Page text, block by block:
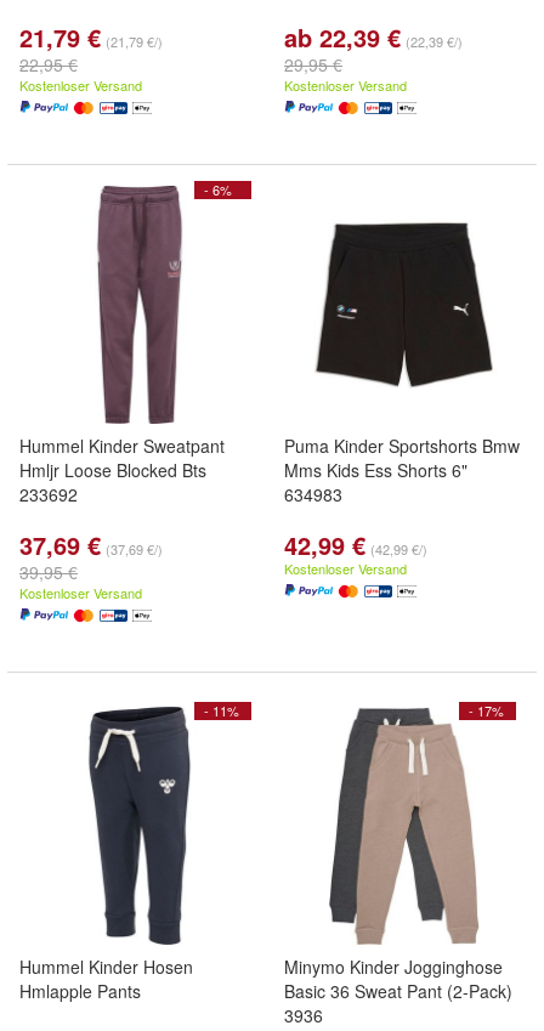
21,79 € (21,79 €/)
22,95 €
Kostenloser Versand
ab 22,39 € (22,39 €/)
29,95 €
Kostenloser Versand
- 6%
Hummel Kinder Sweatpant
Hmljr Loose Blocked Bts
233692
37,69 € (37,69 €/)
39,95 €
Kostenloser Versand
Puma Kinder Sportshorts Bmw
Mms Kids Ess Shorts 6"
634983
42,99 € (42,99 €/)
Kostenloser Versand
- 11%
Hummel Kinder Hosen
Hmlapple Pants
- 17%
Minymo Kinder Jogginghose
Basic 36 Sweat Pant (2-Pack)
3936